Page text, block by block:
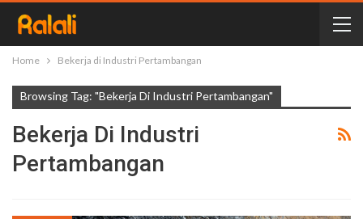
Home Bekerja di Industri Pertambangan
Browsing Tag: "Bekerja Di Industri Pertambangan"
Bekerja Di Industri
Pertambangan